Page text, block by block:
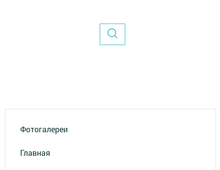
Фотогалереи
Главная